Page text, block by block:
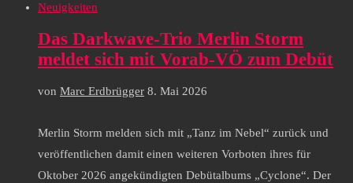
Neuigkeiten
Das Darkwave-Trio Merlin Storm
meldet sich mit Vorab-VÖ zum Debüt
von Marc Erdbrügger 8. Mai 2026
Merlin Storm melden sich mit „Tanz im Nebel“ zurück und
veröffentlichen damit einen weiteren Vorboten ihres für
Oktober 2026 angekündigten Debütalbums „Cyclone“. Der